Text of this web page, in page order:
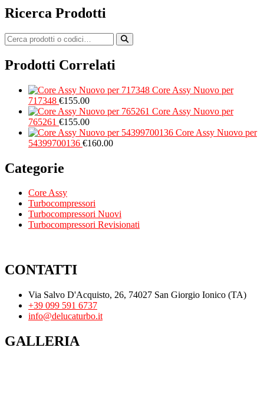
Ricerca Prodotti
Prodotti Correlati
Core Assy Nuovo per
717348 €155.00
Core Assy Nuovo per
765261 €155.00
Core Assy Nuovo per
54399700136 €160.00
Categorie
Core Assy
Turbocompressori
Turbocompressori Nuovi
Turbocompressori Revisionati
CONTATTI
Via Salvo D'Acquisto, 26, 74027 San Giorgio Ionico (TA)
+39 099 591 6737
info@delucaturbo.it
GALLERIA